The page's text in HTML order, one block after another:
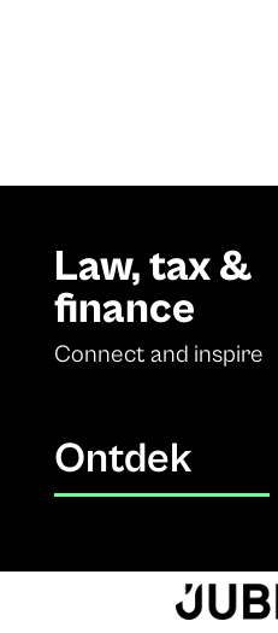
Law, tax &
finance
Connect and inspire
Ontdek
Rubrieken